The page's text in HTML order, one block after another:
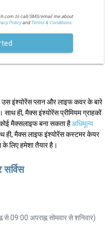
to call/SMS/email me about
Policyand Terms & Conditions.
इंश्योरेंस प्लान और लाइफ कवर के बारे
ही, मैक्स इंश्योरेंस प्रीमियम ग्राहकों
मैक्सलाइफ बना सकता हैअधिमूल्य
ही, मैक्स लाइफ इंश्योरेंस कस्टमर केयर
के लिए हमेशा तैयार है।
09:00 अपराह्न सोमवार से शनिवार)